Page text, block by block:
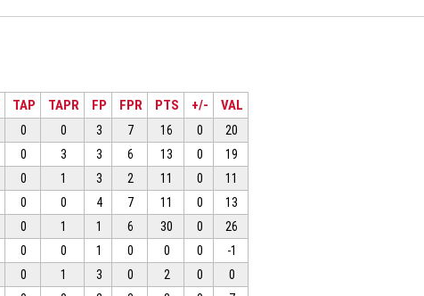
TAP TAPR FP FPR PTS +/- VAL
0 0 3 7 16 0
20
0 3 3 6 13 0
19
0 1 3 2 11 0
11
0 0 4 7 11 0
13
0 1 1 6 30 0
26
0 0 1 0 0 0
-1
0 1 3 0 2 0
0